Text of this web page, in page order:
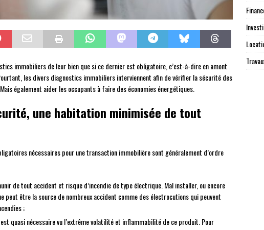
immobiliers de leur bien que si ce dernier est obligatoire, c’est-à-dire en amont
les divers diagnostics immobiliers interviennent afin de vérifier la sécurité des
également aider les occupants à faire des économies énergétiques.
une habitation minimisée de tout
nécessaires pour une transaction immobilière sont généralement d’ordre
de tout accident et risque d’incendie de type électrique. Mal installer, ou encore
peut être la source de nombreux accident comme des électrocutions qui peuvent
;
quasi nécessaire vu l’extrême volatilité et inflammabilité de ce produit. Pour